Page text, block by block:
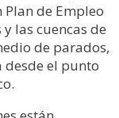
de Empleo
las cuencas de
de parados,
desde el punto